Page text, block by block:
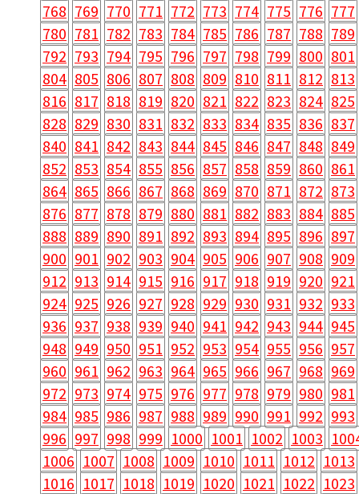
768 769 770 771 772 773 774 775 776 777
780 781 782 783 784 785 786 787 788 789
792 793 794 795 796 797 798 799 800 801
804 805 806 807 808 809 810 811 812 813
816 817 818 819 820 821 822 823 824 825
828 829 830 831 832 833 834 835 836 837
840 841 842 843 844 845 846 847 848 849
852 853 854 855 856 857 858 859 860 861
864 865 866 867 868 869 870 871 872 873
876 877 878 879 880 881 882 883 884 885
888 889 890 891 892 893 894 895 896 897
900 901 902 903 904 905 906 907 908 909
912 913 914 915 916 917 918 919 920 921
924 925 926 927 928 929 930 931 932 933
936 937 938 939 940 941 942 943 944 945
948 949 950 951 952 953 954 955 956 957
960 961 962 963 964 965 966 967 968 969
972 973 974 975 976 977 978 979 980 981
984 985 986 987 988 989 990 991 992 993
996 997 998 999 1000 1001 1002 1003
1006 1007 1008 1009 1010 1011 1012 1013
1016 1017 1018 1019 1020 1021 1022 1023